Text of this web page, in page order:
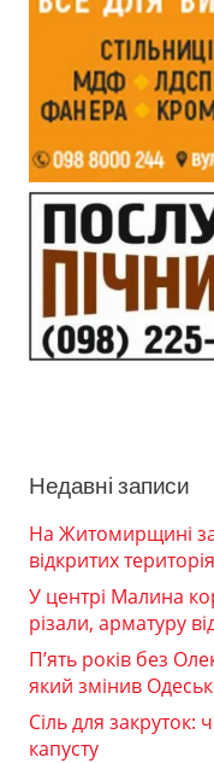
Недавні записи
На Житомирщині
відкритих
У центрі Малина
різали, арматуру
П’ять років без
який змінив
Сіль для закруток:
капусту